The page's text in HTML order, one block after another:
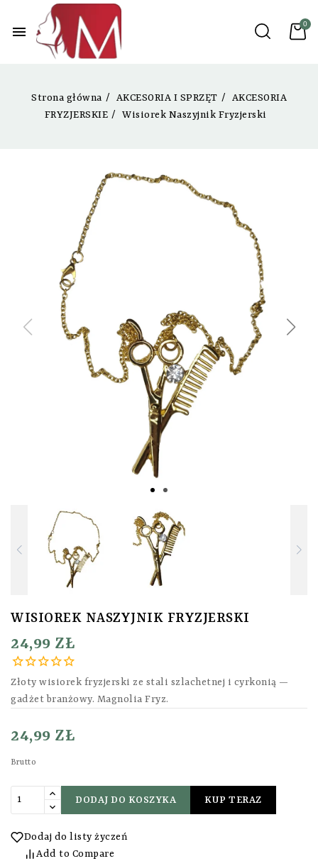
menu
Strona główna AKCESORIA I SPRZĘT
AKCESORIA
FRYZJERSKIE
Wisiorek Naszyjnik Fryzjerski
WISIOREK NASZYJNIK FRYZJERSKI
24,99 ZŁ
Złoty wisiorek fryzjerski ze stali szlachetnej i cyrkonią —
gadżet branżowy. Magnolia Fryz.
24,99 ZŁ
Brutto
DODAJ DO KOSZYKA KUP TERAZ
Dodaj do listy życzeń
Add to Compare